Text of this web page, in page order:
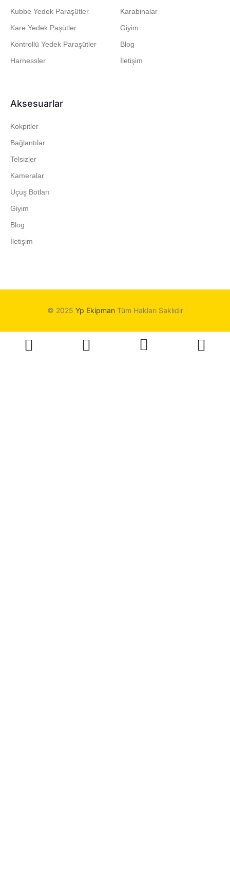
Kubbe Yedek Paraşütler
Kare Yedek Paşütler
Kontrollü Yedek Paraşütler
Harnessler
Karabinalar
Giyim
Blog
İletişim
Aksesuarlar
Kokpitler
Bağlantılar
Telsizler
Kameralar
Uçuş Botları
Giyim
Blog
İletişim
© 2025 Yp Ekipman Tüm Hakları Saklıdır